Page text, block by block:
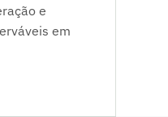
e
em